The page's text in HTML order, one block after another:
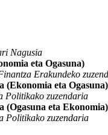
Nagusia
eta Ogasuna)
Erakundeko
(Ekonomia eta Ogasuna)
Politikako zuzendaria
(Ogasuna eta Ekonomia)
Politikako zuzendaria